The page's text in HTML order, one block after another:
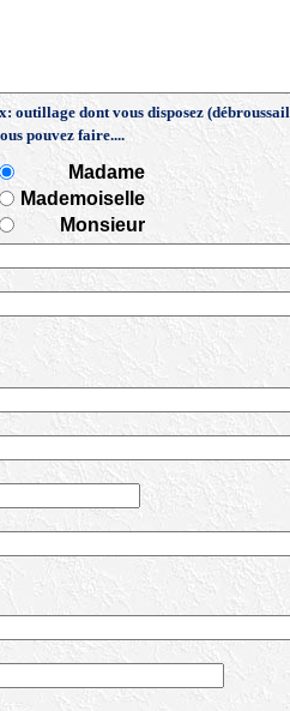
outillage dont vous disposez
pouvez faire....
Madame
Mademoiselle
Monsieur